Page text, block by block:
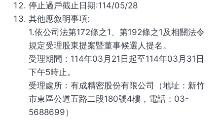
停止過戶截止日期:114/05/28
其他應敘明事項:
1.依公司法第172條之1、第192條之1及相關法令
規定受理股東提案暨董事候選人提名。
受理期間：114年03月21日起至114年03月31日
下午5時止。
受理處所：有成精密股份有限公司（地址：新竹
市東區公道五路二段180號4樓，電話：03-
5688699）